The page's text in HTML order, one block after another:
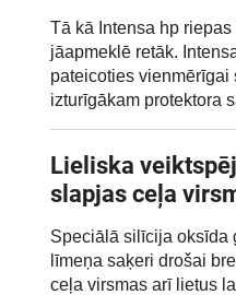
Tā kā Intensa hp
jāapmeklē retāk.
pateicoties
izturīgākam protektora
Lieliska
slapjas ceļa
Speciālā silīcija oksīda
līmeņa saķeri drošai
ceļa virsmas arī lietus